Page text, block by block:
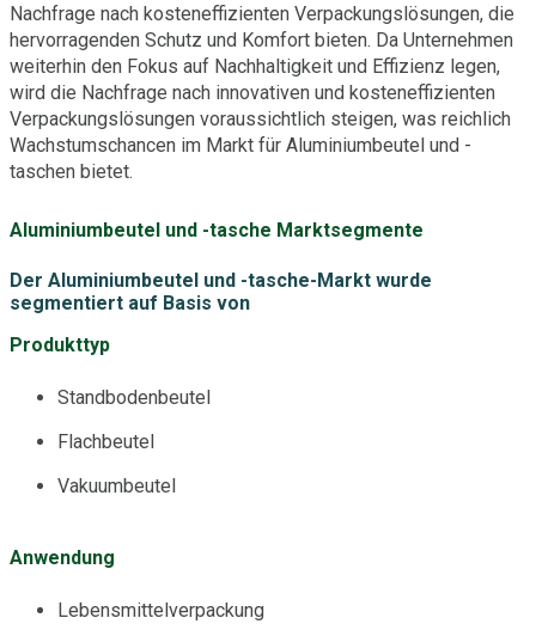
Nachfrage nach kosteneffizienten Verpackungslösungen, die
hervorragenden Schutz und Komfort bieten. Da Unternehmen
weiterhin den Fokus auf Nachhaltigkeit und Effizienz legen,
wird die Nachfrage nach innovativen und kosteneffizienten
Verpackungslösungen voraussichtlich steigen, was reichlich
Wachstumschancen im Markt für Aluminiumbeutel und -
taschen bietet.
Aluminiumbeutel und -tasche Marktsegmente
Der Aluminiumbeutel und -tasche-Markt wurde
segmentiert auf Basis von
Produkttyp
Standbodenbeutel
Flachbeutel
Vakuumbeutel
Anwendung
Lebensmittelverpackung